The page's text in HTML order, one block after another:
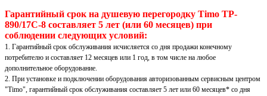
Гарантийный срок на душевую перегородку Timo TP-
890/17C-8 составляет 5 лет (или 60 месяцев) при
соблюдении следующих условий:
1. Гарантийный срок обслуживания исчисляется со дня продажи конечному
потребителю и составляет 12 месяцев или 1 год, в том числе на любое
дополнительное оборудование.
2. При установке и подключении оборудования авторизованным сервисным центром
"Timo", гарантийный срок обслуживания составляет 5 лет или 60 месяцев* со дня